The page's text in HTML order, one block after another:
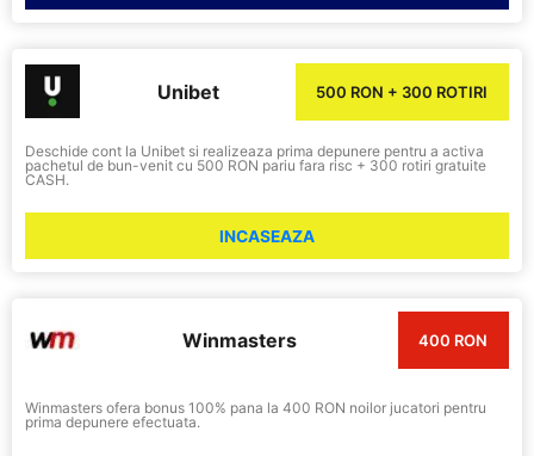
Unibet 500 RON + 300 ROTIRI
Deschide cont la Unibet si realizeaza prima depunere pentru a activa
pachetul de bun-venit cu 500 RON pariu fara risc + 300 rotiri gratuite
CASH.
INCASEAZA
Winmasters 400 RON
Winmasters ofera bonus 100% pana la 400 RON noilor jucatori pentru
prima depunere efectuata.